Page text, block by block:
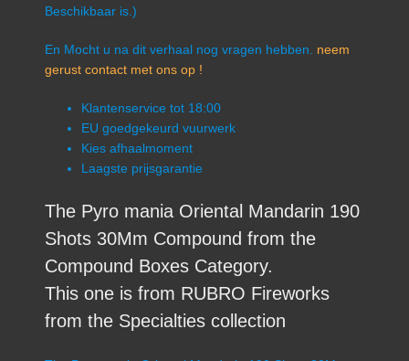
Beschikbaar is.)
En Mocht u na dit verhaal nog vragen hebben. neem
gerust contact met ons op !
Klantenservice tot 18:00
EU goedgekeurd vuurwerk
Kies afhaalmoment
Laagste prijsgarantie
The Pyro mania Oriental Mandarin 190
Shots 30Mm Compound from the
Compound Boxes Category.
This one is from RUBRO Fireworks
from the Specialties collection